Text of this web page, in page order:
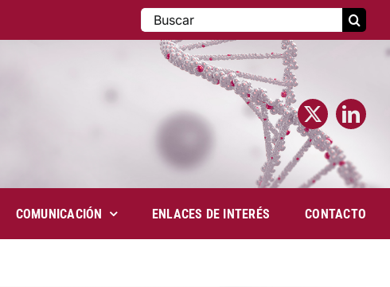
Buscar:
COMUNICACIÓN ENLACES DE INTERÉS CONTACTO